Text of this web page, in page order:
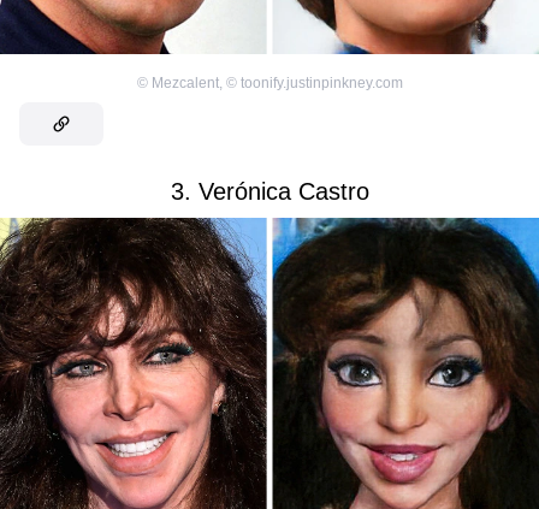
© Mezcalent, © toonify.justinpinkney.com
3. Verónica Castro